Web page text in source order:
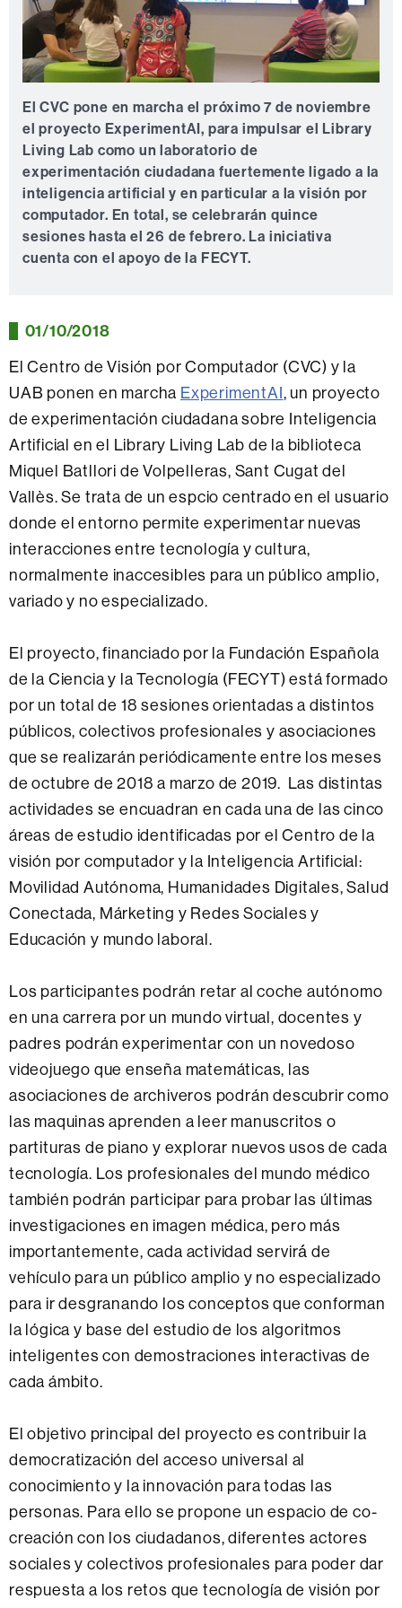
El CVC pone en marcha el próximo 7 de noviembre
el proyecto ExperimentAI, para impulsar el Library
Living Lab como un laboratorio de
experimentación ciudadana fuertemente ligado a la
inteligencia artificial y en particular a la visión por
computador. En total, se celebrarán quince
sesiones hasta el 26 de febrero. La iniciativa
cuenta con el apoyo de la FECYT.
01/10/2018
El Centro de Visión por Computador (CVC) y la
UAB ponen en marcha ExperimentAI, un proyecto
de experimentación ciudadana sobre Inteligencia
Artificial en el Library Living Lab de la biblioteca
Miquel Batllori de Volpelleras, Sant Cugat del
Vallès. Se trata de un espcio centrado en el usuario
donde el entorno permite experimentar nuevas
interacciones entre tecnología y cultura,
normalmente inaccesibles para un público amplio,
variado y no especializado.
El proyecto, financiado por la Fundación Española
de la Ciencia y la Tecnología (FECYT) está formado
por un total de 18 sesiones orientadas a distintos
públicos, colectivos profesionales y asociaciones
que se realizarán periódicamente entre los meses
de octubre de 2018 a marzo de 2019. Las distintas
actividades se encuadran en cada una de las cinco
áreas de estudio identificadas por el Centro de la
visión por computador y la Inteligencia Artificial:
Movilidad Autónoma, Humanidades Digitales, Salud
Conectada, Márketing y Redes Sociales y
Educación y mundo laboral.
Los participantes podrán retar al coche autónomo
en una carrera por un mundo virtual, docentes y
padres podrán experimentar con un novedoso
videojuego que enseña matemáticas, las
asociaciones de archiveros podrán descubrir como
las maquinas aprenden a leer manuscritos o
partituras de piano y explorar nuevos usos de cada
tecnología. Los profesionales del mundo médico
también podrán participar para probar las últimas
investigaciones en imagen médica, pero más
importantemente, cada actividad servirá́ de
vehículo para un público amplio y no especializado
para ir desgranando los conceptos que conforman
la lógica y base del estudio de los algoritmos
inteligentes con demostraciones interactivas de
cada ámbito.
El objetivo principal del proyecto es contribuir la
democratización del acceso universal al
conocimiento y la innovación para todas las
personas. Para ello se propone un espacio de co-
creación con los ciudadanos, diferentes actores
sociales y colectivos profesionales para poder dar
respuesta a los retos que tecnología de visión por